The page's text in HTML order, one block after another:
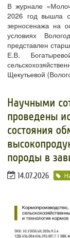
В журнале
2026 год вышла
зерносенажа на
условиях
представлен
Е.В.
Щекутьевой
Научными
проведены
состояния
породы в
14.07.2026